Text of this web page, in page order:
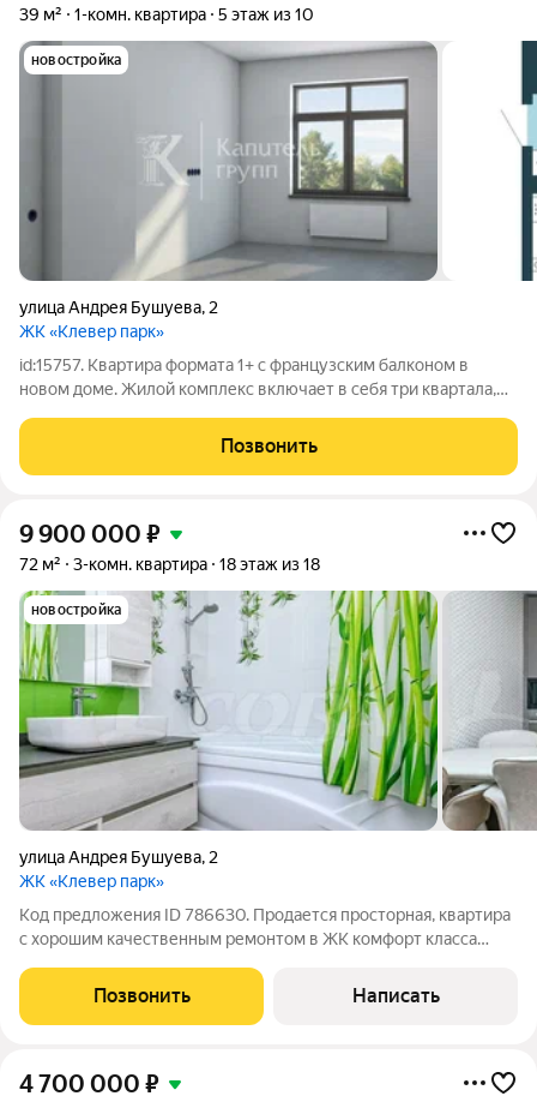
39 м² 1-комн. квартира 5 этаж из 10
новостройка
улица Андрея Бушуева, 2
ЖК «Клевер парк»
id:15757. Квартира формата 1+ с французским балконом в
новом доме. Жилой комплекс включает в себя три квартала,
новые детские сады и школы, остановки общественного
транспорта, магазины,
Позвонить
9 900 000 ₽
72 м² 3-комн. квартира 18 этаж из 18
новостройка
улица Андрея Бушуева, 2
ЖК «Клевер парк»
Код предложения ID 786630. Продается просторная, квартира
с хорошим качественным ремонтом в ЖК комфорт класса
слобода.В квартире выполнен качественный ремонт и мебель
делали под заказ.В шаговой
Позвонить Написать
4 700 000 ₽